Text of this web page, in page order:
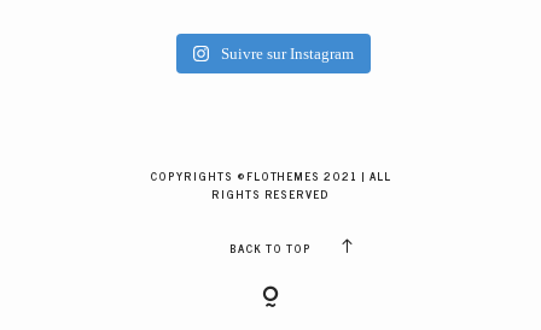
Suivre sur Instagram
COPYRIGHTS ©FLOTHEMES 2021 | ALL
RIGHTS RESERVED
BACK TO TOP
GALERIES CLIENTS
RÉSERVER